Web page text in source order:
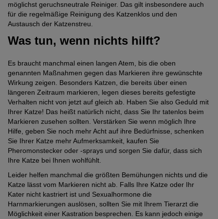
möglichst geruchsneutrale Reiniger. Das gilt insbesondere auch
für die regelmäßige Reinigung des Katzenklos und den
Austausch der Katzenstreu.
Was tun, wenn nichts hilft?
Es braucht manchmal einen langen Atem, bis die oben
genannten Maßnahmen gegen das Markieren ihre gewünschte
Wirkung zeigen. Besonders Katzen, die bereits über einen
längeren Zeitraum markieren, legen dieses bereits gefestigte
Verhalten nicht von jetzt auf gleich ab. Haben Sie also Geduld mit
Ihrer Katze! Das heißt natürlich nicht, dass Sie Ihr tatenlos beim
Markieren zusehen sollten. Verstärken Sie wenn möglich Ihre
Hilfe, geben Sie noch mehr Acht auf ihre Bedürfnisse, schenken
Sie Ihrer Katze mehr Aufmerksamkeit, kaufen Sie
Pheromonstecker oder -sprays und sorgen Sie dafür, dass sich
Ihre Katze bei Ihnen wohlfühlt.
Leider helfen manchmal die größten Bemühungen nichts und die
Katze lässt vom Markieren nicht ab. Falls Ihre Katze oder Ihr
Kater nicht kastriert ist und Sexualhormone die
Harnmarkierungen auslösen, sollten Sie mit Ihrem Tierarzt die
Möglichkeit einer Kastration besprechen. Es kann jedoch einige